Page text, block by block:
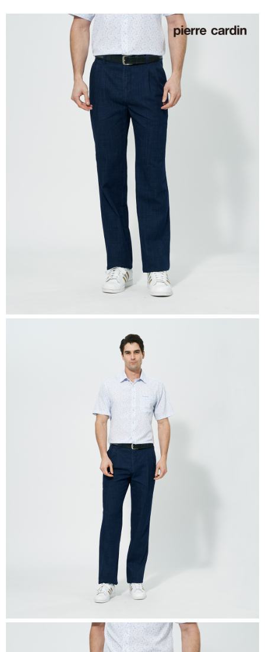
付款後萊爾富取貨
每筆NT$60，滿NT$1,200(含以上)免運費
每筆NT$60，滿NT$1,200(含以上)免運費
每筆NT$60，滿NT$1,200(含以上)免運費
每筆NT$80，滿NT$1,200(含以上)免運費
每筆NT$80，滿NT$1,200(含以上)免運費